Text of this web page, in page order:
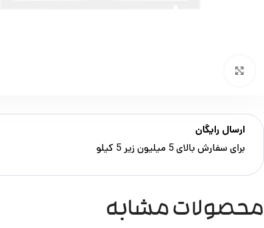
ارسال رایگان
برای سفارش‌ بالای 5 میلیون زیر 5 کیلو
محصولات مشابه